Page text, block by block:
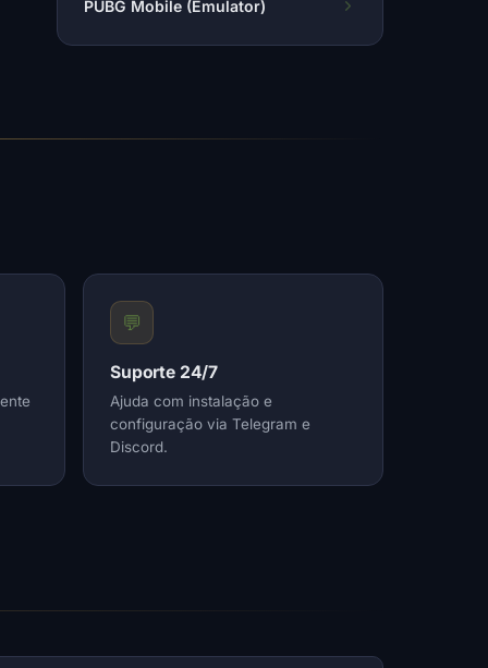
PUBG Mobile (Emulator)
💬
Suporte 24/7
Ajuda com instalação e
configuração via Telegram e
Discord.